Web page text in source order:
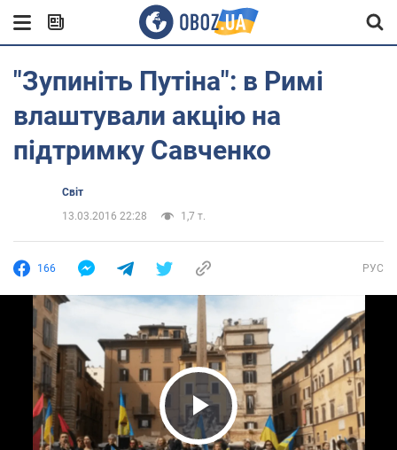
"Зупиніть Путіна": в Римі
влаштували акцію на
підтримку Савченко
Світ
13.03.2016 22:28
1,7 т.
166 РУС
Play Video